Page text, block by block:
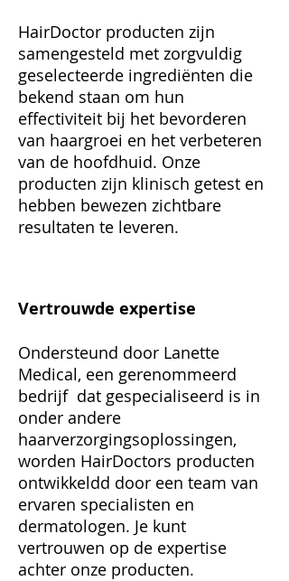
HairDoctor producten zijn
samengesteld met zorgvuldig
geselecteerde ingrediënten die
bekend staan om hun
effectiviteit bij het bevorderen
van haargroei en het verbeteren
van de hoofdhuid. Onze
producten zijn klinisch getest en
hebben bewezen zichtbare
resultaten te leveren.
Vertrouwde expertise
Ondersteund door Lanette
Medical, een gerenommeerd
bedrijf dat gespecialiseerd is in
onder andere
haarverzorgingsoplossingen,
worden HairDoctors producten
ontwikkeldd door een team van
ervaren specialisten en
dermatologen. Je kunt
vertrouwen op de expertise
achter onze producten.